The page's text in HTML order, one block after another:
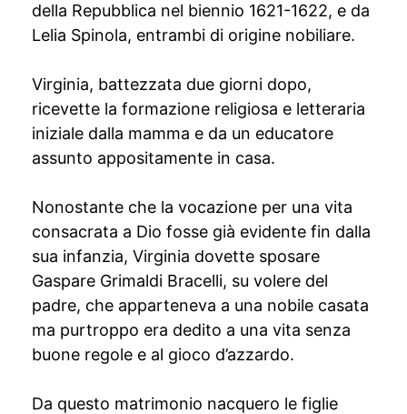
della Repubblica nel biennio 1621-1622, e da
Lelia Spinola, entrambi di origine nobiliare.
Virginia, battezzata due giorni dopo,
ricevette la formazione religiosa e letteraria
iniziale dalla mamma e da un educatore
assunto appositamente in casa.
Nonostante che la vocazione per una vita
consacrata a Dio fosse già evidente fin dalla
sua infanzia, Virginia dovette sposare
Gaspare Grimaldi Bracelli, su volere del
padre, che apparteneva a una nobile casata
ma purtroppo era dedito a una vita senza
buone regole e al gioco d’azzardo.
Da questo matrimonio nacquero le figlie